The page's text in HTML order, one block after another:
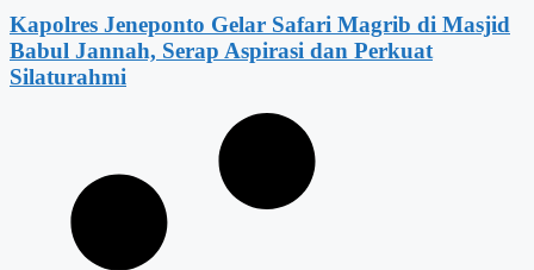
Kapolres Jeneponto Gelar Safari Magrib di Masjid
Babul Jannah, Serap Aspirasi dan Perkuat
Silaturahmi